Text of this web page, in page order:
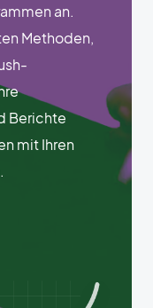
an.
Methoden,
Berichte
mit Ihren